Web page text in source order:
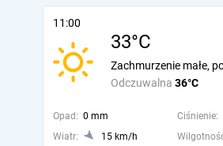
11:00
33°C
Odczuwalna 36°C
Zachmurzenie małe,
Opad: 0 mm Ciśnienie:
Wiatr:
15 km/h